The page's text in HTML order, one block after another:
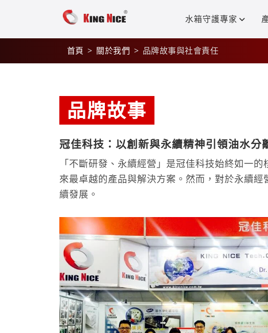
水箱守護專家
首頁 關於我們 品牌故事與社會責任
品牌故事
冠佳科技：以創新與永續精神引領油水分
「不斷研發、永續經營」是冠佳科技始終如一
來最卓越的產品與解決方案。然而，對於永續
續發展。